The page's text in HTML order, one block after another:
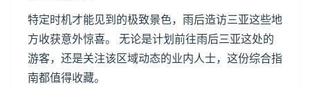
特定时机才能见到的极致景色，雨后造访三亚这些地
方收获意外惊喜。 无论是计划前往雨后三亚这处的
游客，还是关注该区域动态的业内人士，这份综合指
南都值得收藏。